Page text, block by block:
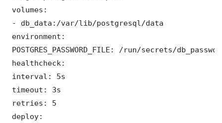
volumes:
- db_data:/var/lib/postgresql/data
environment:
POSTGRES_PASSWORD_FILE: /run/secrets/
healthcheck:
interval: 5s
timeout: 3s
retries: 5
deploy: